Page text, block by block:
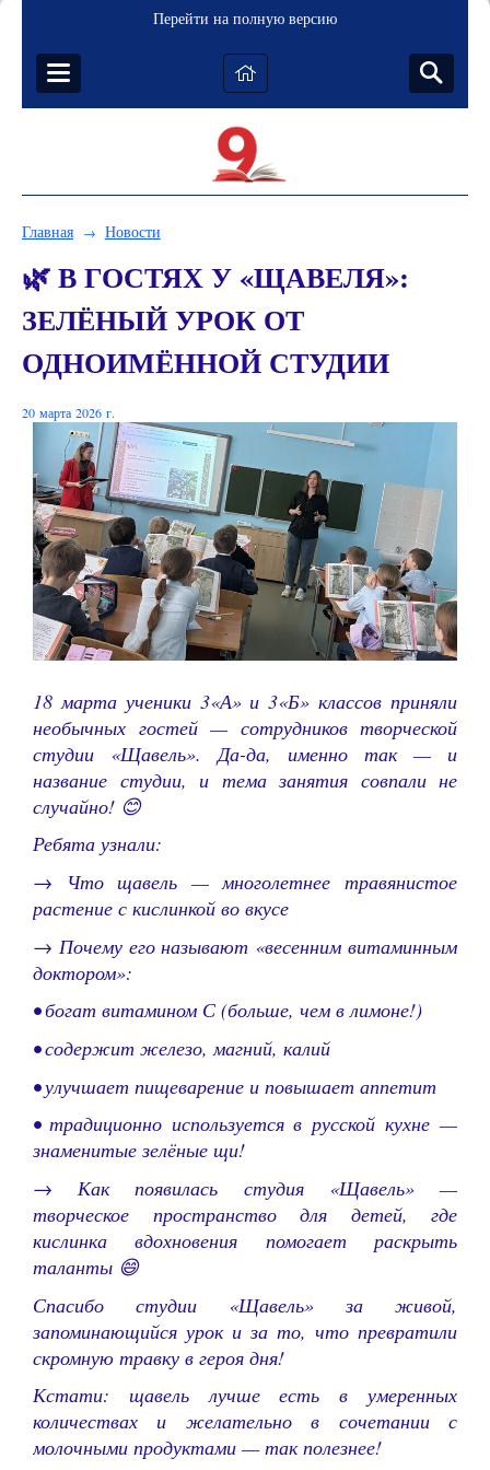
Перейти на полную версию
Главная → Новости
🌿 В ГОСТЯХ У «ЩАВЕЛЯ»:
ЗЕЛЁНЫЙ УРОК ОТ
ОДНОИМЁННОЙ СТУДИИ
20 марта 2026 г.
18 марта ученики 3«А» и 3«Б» классов приняли
необычных гостей — сотрудников творческой
студии «Щавель». Да-да, именно так — и
название студии, и тема занятия совпали не
случайно! 😊
Ребята узнали:
→ Что щавель — многолетнее травянистое
растение с кислинкой во вкусе
→ Почему его называют «весенним витаминным
доктором»:
• богат витамином С (больше, чем в лимоне!)
• содержит железо, магний, калий
• улучшает пищеварение и повышает аппетит
• традиционно используется в русской кухне —
знаменитые зелёные щи!
→ Как появилась студия «Щавель» —
творческое пространство для детей, где
кислинка вдохновения помогает раскрыть
таланты 😄
Спасибо студии «Щавель» за живой,
запоминающийся урок и за то, что превратили
скромную травку в героя дня!
Кстати: щавель лучше есть в умеренных
количествах и желательно в сочетании с
молочными продуктами — так полезнее!